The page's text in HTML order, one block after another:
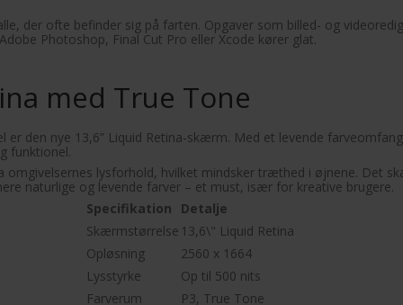
der ofte befinder sig på farten. Opgaver som billed- og
Photoshop, Final Cut Pro eller Xcode kører glat.
med True Tone
den nye 13,6” Liquid Retina-skærm. Med et levende
funktionel.
lysforhold, hvilket mindsker træthed i øjnene. Det
naturlige og levende farver – et must, især for kreative brugere.
Specifikation
Detalje
Skærmstørrelse 13,6\" Liquid Retina
Opløsning
2560 x 1664
Lysstyrke
Op til 500 nits
Farverum
P3, True Tone